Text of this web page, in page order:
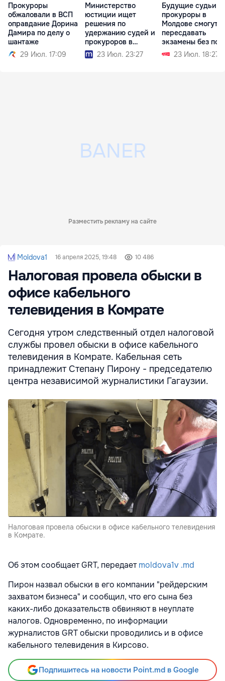
Прокуроры
обжаловали в ВСП
оправдание Дорина
Дамира по делу о
шантаже
29 Июл. 17:09
Министерство
юстиции ищет
решения по
удержанию судей и
прокуроров в
системе
23 Июл. 23:27
Будущие судьи и
прокуроры в
Молдове смогут
пересдавать
экзамены без
стипендии
23 Июл. 18:27
Разместить рекламу на сайте
Moldova1 16 апреля 2025, 19:48 10 486
Налоговая провела обыски в
офисе кабельного
телевидения в Комрате
Сегодня утром следственный отдел налоговой
службы провел обыски в офисе кабельного
телевидения в Комрате. Кабельная сеть
принадлежит Степану Пирону - председателю
центра независимой журналистики Гагаузии.
Налоговая провела обыски в офисе кабельного телевидения
в Комрате.
Об этом сообщает GRT, передаетmoldova1v .md
Пирон назвал обыски в его компании "рейдерским
захватом бизнеса" и сообщил, что его сына без
каких-либо доказательств обвиняют в неуплате
налогов. Одновременно, по информации
журналистов GRT обыски проводились и в офисе
кабельного телевидения в Кирсово.
Подпишитесь на новости Point.md в Google